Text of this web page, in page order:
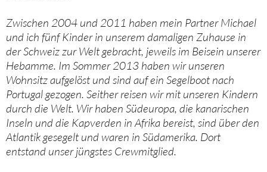
Zwischen 2004 und 2011 haben mein Partner Michael
und ich fünf Kinder in unserem damaligen Zuhause in
der Schweiz zur Welt gebracht, jeweils im Beisein unserer
Hebamme. Im Sommer 2013 haben wir unseren
Wohnsitz aufgelöst und sind auf ein Segelboot nach
Portugal gezogen. Seither reisen wir mit unseren Kindern
durch die Welt. Wir haben Südeuropa, die kanarischen
Inseln und die Kapverden in Afrika bereist, sind über den
Atlantik gesegelt und waren in Südamerika. Dort
entstand unser jüngstes Crewmitglied.